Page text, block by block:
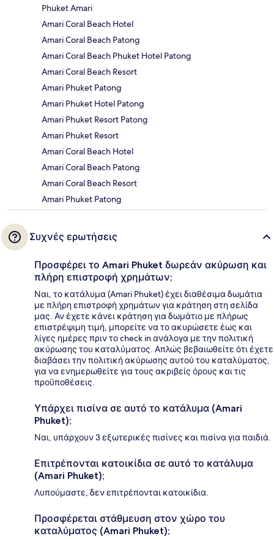
Phuket Amari
Amari Coral Beach Hotel
Amari Coral Beach Patong
Amari Coral Beach Phuket Hotel Patong
Amari Coral Beach Resort
Amari Phuket Patong
Amari Phuket Hotel Patong
Amari Phuket Resort Patong
Amari Phuket Resort
Amari Coral Beach Hotel
Amari Coral Beach Patong
Amari Coral Beach Resort
Amari Phuket Patong
Συχνές ερωτήσεις
Προσφέρει το Amari Phuket δωρεάν ακύρωση και
πλήρη επιστροφή χρημάτων;
Ναι, το κατάλυμα (Amari Phuket) έχει διαθέσιμα δωμάτια
με πλήρη επιστροφή χρημάτων για κράτηση στη σελίδα
μας. Αν έχετε κάνει κράτηση για δωμάτιο με πλήρως
επιστρέψιμη τιμή, μπορείτε να το ακυρώσετε έως και
λίγες ημέρες πριν το check in ανάλογα με την πολιτική
ακύρωσης του καταλύματος. Απλώς βεβαιωθείτε ότι έχετε
διαβάσει την πολιτική ακύρωσης αυτού του καταλύματος,
για να ενημερωθείτε για τους ακριβείς όρους και τις
προϋποθέσεις.
Υπάρχει πισίνα σε αυτό το κατάλυμα (Amari
Phuket);
Ναι, υπάρχουν 3 εξωτερικές πισίνες και πισίνα για παιδιά.
Επιτρέπονται κατοικίδια σε αυτό το κατάλυμα
(Amari Phuket);
Λυπούμαστε, δεν επιτρέπονται κατοικίδια.
Προσφέρεται στάθμευση στον χώρο του
καταλύματος (Amari Phuket);